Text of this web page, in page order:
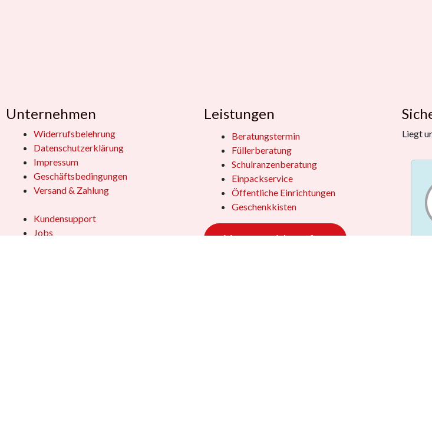
Unternehmen
Widerrufsbelehrung
Datenschutzerklärung
Impressum
Geschäftsbedingungen
Versand & Zahlung
Kundensupport
Jobs
Liegt
Leistungen
Beratungstermin
Füllerberatung
Schulranzenberatung
Einpackservice
Öffentliche Einrichtungen
Geschenkkisten
Vertrag widerrufen